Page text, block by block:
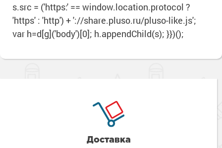
s.src = ('https:' == window.location.protocol ?
'https' : 'http') + '://share.pluso.ru/pluso-like.js';
var h=d[g]('body')[0]; h.appendChild(s); }})();
Доставка